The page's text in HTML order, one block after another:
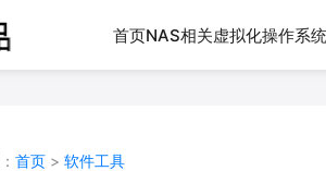
首页NAS相关虚拟化操作系统
首页 > 软件工具